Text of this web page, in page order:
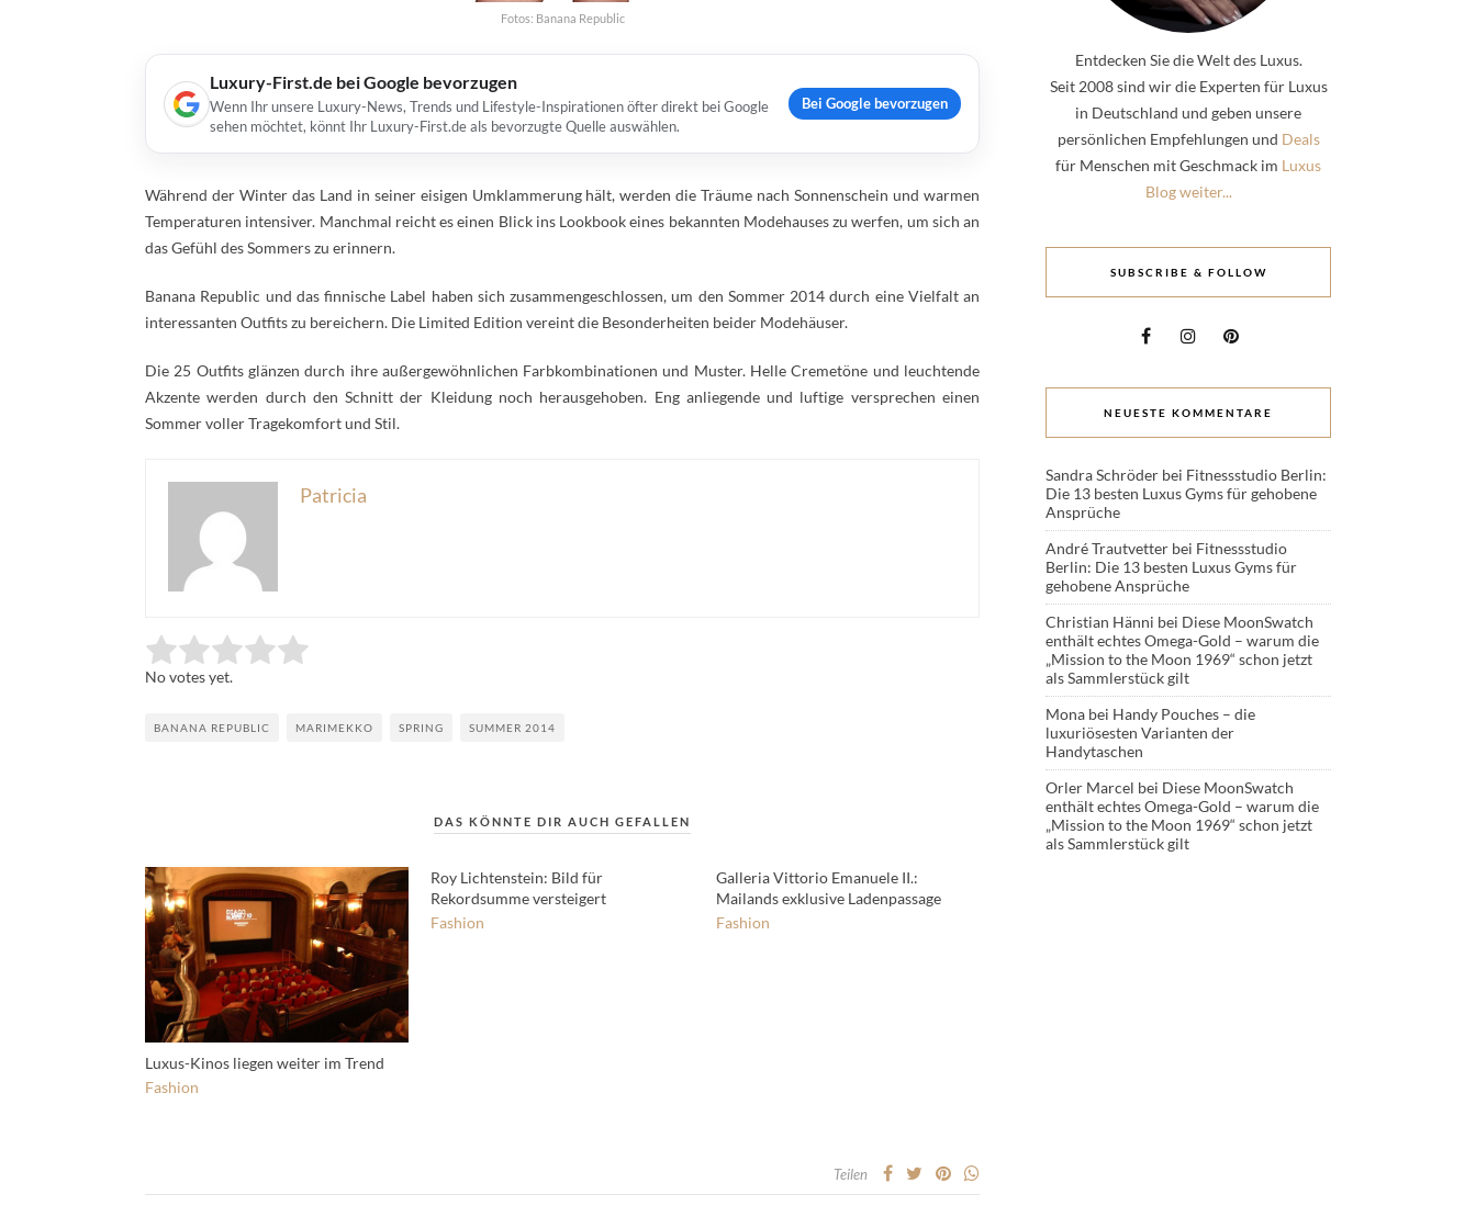
Fotos: Banana Republic
Luxury-First.de bei Google bevorzugen
Wenn Ihr unsere Luxury-News, Trends und Lifestyle-Inspirationen öfter direkt bei Google
sehen möchtet, könnt Ihr Luxury-First.de als bevorzugte Quelle auswählen.
Bei Google bevorzugen
Während der Winter das Land in seiner eisigen Umklammerung hält, werden die Träume nach Sonnenschein und warmen
Temperaturen intensiver. Manchmal reicht es einen Blick ins Lookbook eines bekannten Modehauses zu werfen, um sich an
das Gefühl des Sommers zu erinnern.
Banana Republic und das finnische Label haben sich zusammengeschlossen, um den Sommer 2014 durch eine Vielfalt an
interessanten Outfits zu bereichern. Die Limited Edition vereint die Besonderheiten beider Modehäuser.
Die 25 Outfits glänzen durch ihre außergewöhnlichen Farbkombinationen und Muster. Helle Cremetöne und leuchtende
Akzente werden durch den Schnitt der Kleidung noch herausgehoben. Eng anliegende und luftige versprechen einen
Sommer voller Tragekomfort und Stil.
Patricia
Rate this item: Submit Rating
No votes yet.
BANANA REPUBLIC MARIMEKKO SPRING SUMMER 2014
DAS KÖNNTE DIR AUCH GEFALLEN
Luxus-Kinos liegen weiter im Trend
Fashion
Roy Lichtenstein: Bild für
Rekordsumme versteigert
Fashion
Galleria Vittorio Emanuele II.:
Mailands exklusive Ladenpassage
Fashion
Teilen
Entdecken Sie die Welt des Luxus.
Seit 2008 sind wir die Experten für Luxus
in Deutschland und geben unsere
persönlichen Empfehlungen und Deals
für Menschen mit Geschmack im Luxus
Blog weiter...
SUBSCRIBE & FOLLOW
NEUESTE KOMMENTARE
Sandra Schröder bei Fitnessstudio Berlin:
Die 13 besten Luxus Gyms für gehobene
Ansprüche
André Trautvetter bei Fitnessstudio
Berlin: Die 13 besten Luxus Gyms für
gehobene Ansprüche
Christian Hänni bei Diese MoonSwatch
enthält echtes Omega-Gold – warum die
„Mission to the Moon 1969“ schon jetzt
als Sammlerstück gilt
Mona bei Handy Pouches – die
luxuriösesten Varianten der
Handytaschen
Orler Marcel bei Diese MoonSwatch
enthält echtes Omega-Gold – warum die
„Mission to the Moon 1969“ schon jetzt
als Sammlerstück gilt